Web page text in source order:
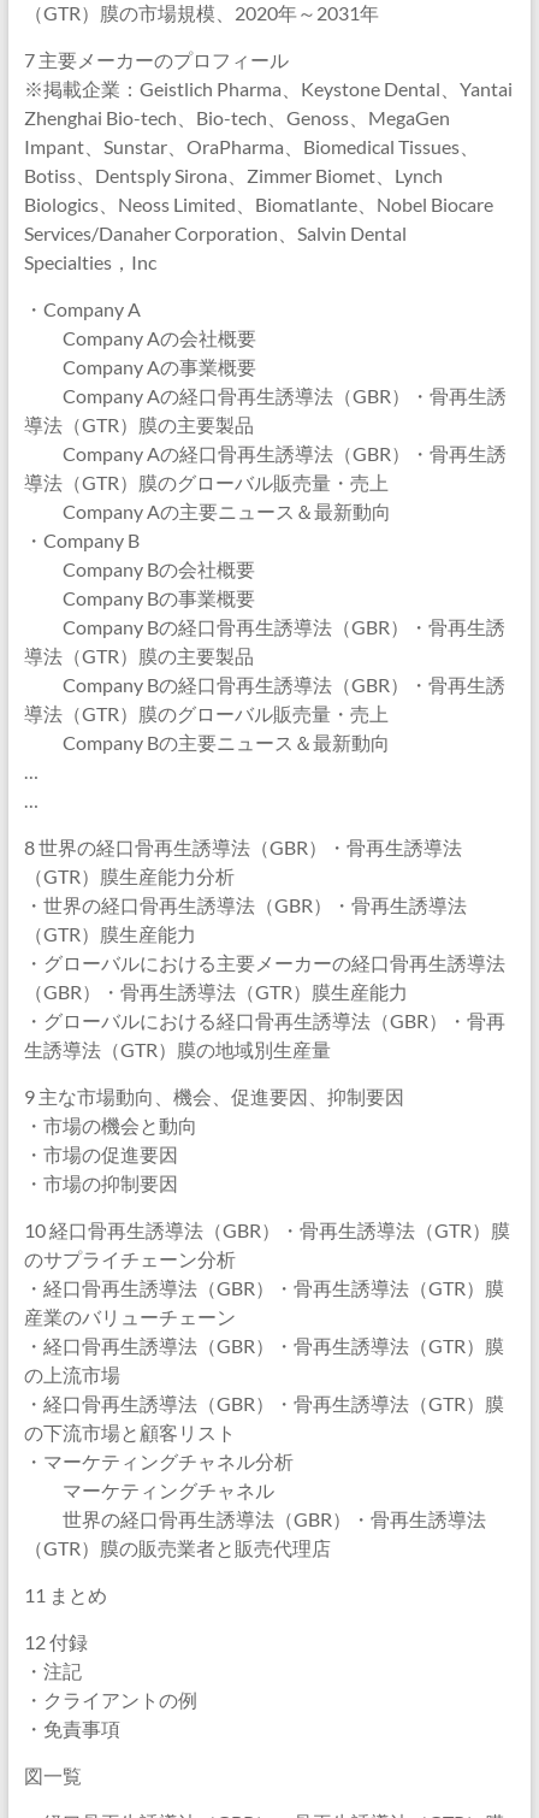
（GTR）膜の市場規模、2020年～2031年
7 主要メーカーのプロフィール
※掲載企業：Geistlich Pharma、Keystone Dental、Yantai
Zhenghai Bio-tech、Bio-tech、Genoss、MegaGen
Impant、Sunstar、OraPharma、Biomedical Tissues、
Botiss、Dentsply Sirona、Zimmer Biomet、Lynch
Biologics、Neoss Limited、Biomatlante、Nobel Biocare
Services/Danaher Corporation、Salvin Dental
Specialties，Inc
・Company A
Company Aの会社概要
Company Aの事業概要
Company Aの経口骨再生誘導法（GBR）・骨再生誘
導法（GTR）膜の主要製品
Company Aの経口骨再生誘導法（GBR）・骨再生誘
導法（GTR）膜のグローバル販売量・売上
Company Aの主要ニュース＆最新動向
・Company B
Company Bの会社概要
Company Bの事業概要
Company Bの経口骨再生誘導法（GBR）・骨再生誘
導法（GTR）膜の主要製品
Company Bの経口骨再生誘導法（GBR）・骨再生誘
導法（GTR）膜のグローバル販売量・売上
Company Bの主要ニュース＆最新動向
…
…
8 世界の経口骨再生誘導法（GBR）・骨再生誘導法
（GTR）膜生産能力分析
・世界の経口骨再生誘導法（GBR）・骨再生誘導法
（GTR）膜生産能力
・グローバルにおける主要メーカーの経口骨再生誘導法
（GBR）・骨再生誘導法（GTR）膜生産能力
・グローバルにおける経口骨再生誘導法（GBR）・骨再
生誘導法（GTR）膜の地域別生産量
9 主な市場動向、機会、促進要因、抑制要因
・市場の機会と動向
・市場の促進要因
・市場の抑制要因
10 経口骨再生誘導法（GBR）・骨再生誘導法（GTR）膜
のサプライチェーン分析
・経口骨再生誘導法（GBR）・骨再生誘導法（GTR）膜
産業のバリューチェーン
・経口骨再生誘導法（GBR）・骨再生誘導法（GTR）膜
の上流市場
・経口骨再生誘導法（GBR）・骨再生誘導法（GTR）膜
の下流市場と顧客リスト
・マーケティングチャネル分析
マーケティングチャネル
世界の経口骨再生誘導法（GBR）・骨再生誘導法
（GTR）膜の販売業者と販売代理店
11 まとめ
12 付録
・注記
・クライアントの例
・免責事項
図一覧